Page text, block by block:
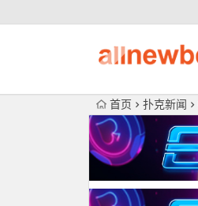
首页 扑克新闻